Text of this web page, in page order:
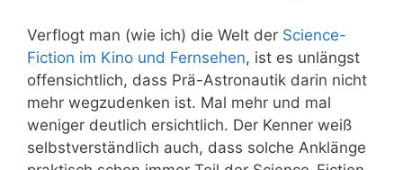
Verflogt man (wie ich) die Welt der Science-
Fiction im Kino und Fernsehen, ist es unlängst
offensichtlich, dass Prä-Astronautik darin nicht
mehr wegzudenken ist. Mal mehr und mal
weniger deutlich ersichtlich. Der Kenner weiß
selbstverständlich auch, dass solche Anklänge